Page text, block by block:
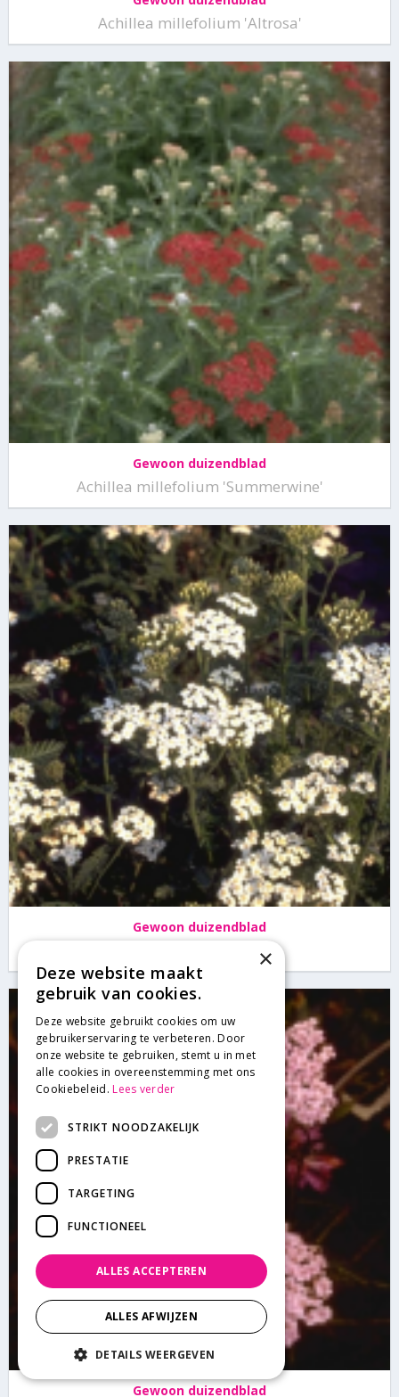
Achillea millefolium 'Altrosa'
Gewoon duizendblad
Achillea millefolium 'Summerwine'
Gewoon duizendblad
Achillea millefolium
Gewoon duizendblad
×
Deze website maakt
gebruik van cookies.
Deze website gebruikt cookies om uw
gebruikerservaring te verbeteren. Door
onze website te gebruiken, stemt u in met
alle cookies in overeenstemming met ons
Cookiebeleid. Lees verder
STRIKT NOODZAKELIJK
PRESTATIE
TARGETING
FUNCTIONEEL
ALLES ACCEPTEREN
ALLES AFWIJZEN
DETAILS WEERGEVEN